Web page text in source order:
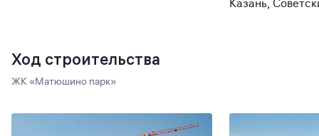
Казань,
Ход строительства
ЖК «Матюшино парк»